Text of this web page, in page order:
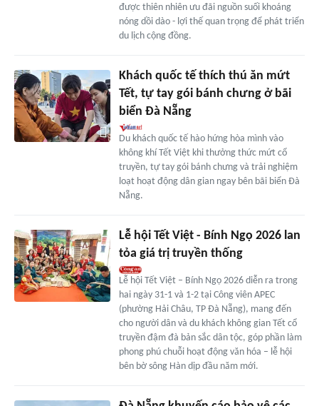
được thiên nhiên ưu đãi nguồn suối khoáng
nóng dồi dào - lợi thế quan trọng để phát triển
du lịch cộng đồng.
Khách quốc tế thích thú ăn mứt
Tết, tự tay gói bánh chưng ở bãi
biển Đà Nẵng
Du khách quốc tế hào hứng hòa mình vào
không khí Tết Việt khi thưởng thức mứt cổ
truyền, tự tay gói bánh chưng và trải nghiệm
loạt hoạt động dân gian ngay bên bãi biển Đà
Nẵng.
Lễ hội Tết Việt - Bính Ngọ 2026 lan
tỏa giá trị truyền thống
Lễ hội Tết Việt – Bính Ngọ 2026 diễn ra trong
hai ngày 31-1 và 1-2 tại Công viên APEC
(phường Hải Châu, TP Đà Nẵng), mang đến
cho người dân và du khách không gian Tết cổ
truyền đậm đà bản sắc dân tộc, góp phần làm
phong phú chuỗi hoạt động văn hóa – lễ hội
bên bờ sông Hàn dịp đầu năm mới.